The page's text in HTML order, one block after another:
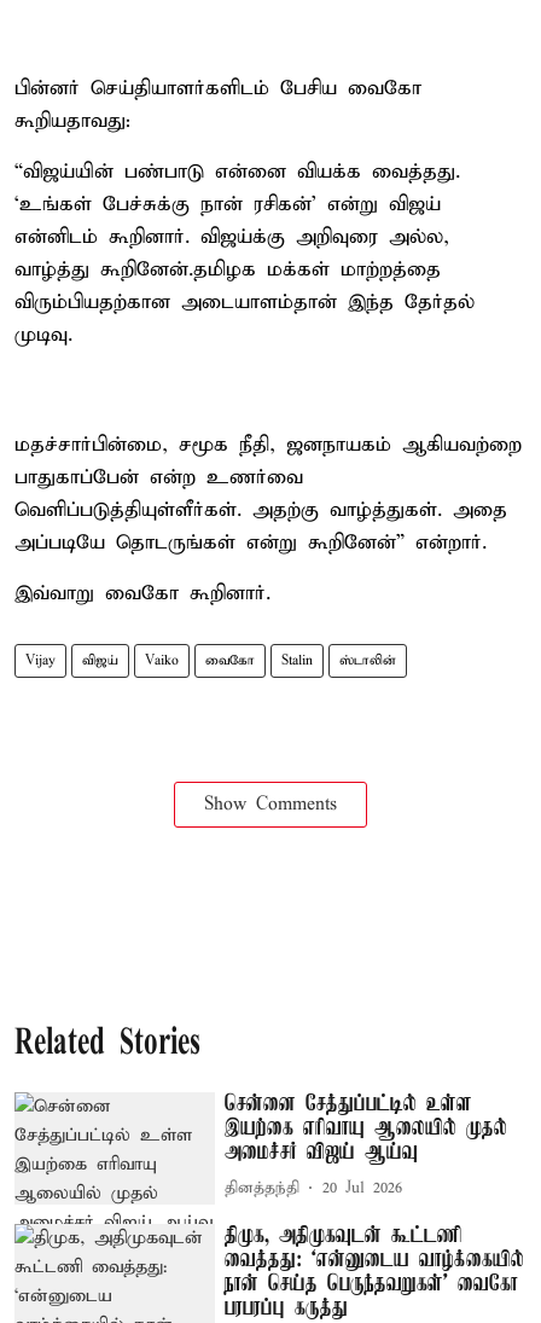
பின்னர் செய்தியாளர்களிடம் பேசிய வைகோ
கூறியதாவது:
“விஜய்யின் பண்பாடு என்னை வியக்க வைத்தது.
‘உங்கள் பேச்சுக்கு நான் ரசிகன்’ என்று விஜய்
என்னிடம் கூறினார். விஜய்க்கு அறிவுரை அல்ல,
வாழ்த்து கூறினேன்.தமிழக மக்கள் மாற்றத்தை
விரும்பியதற்கான அடையாளம்தான் இந்த தேர்தல்
முடிவு.
மதச்சார்பின்மை, சமூக நீதி, ஜனநாயகம் ஆகியவற்றை
பாதுகாப்பேன் என்ற உணர்வை
வெளிப்படுத்தியுள்ளீர்கள். அதற்கு வாழ்த்துகள். அதை
அப்படியே தொடருங்கள் என்று கூறினேன்” என்றார்.
இவ்வாறு வைகோ கூறினார்.
Vijay விஜய் Vaiko வைகோ Stalin ஸ்டாலின்
Show Comments
Related Stories
சென்னை சேத்துப்பட்டில் உள்ள
இயற்கை எரிவாயு ஆலையில் முதல்
அமைச்சர் விஜய் ஆய்வு
தினத்தந்தி 20 Jul 2026
திமுக, அதிமுகவுடன் கூட்டணி
வைத்தது: ‘என்னுடைய வாழ்க்கையில்
நான் செய்த பெருந்தவறுகள்’ வைகோ
பரபரப்பு கருத்து